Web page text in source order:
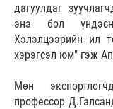
дагуулдаг
энэ бол
Хэлэлцээрийн ил
хэрэгсэл юм" гэж
Мөн
профессор